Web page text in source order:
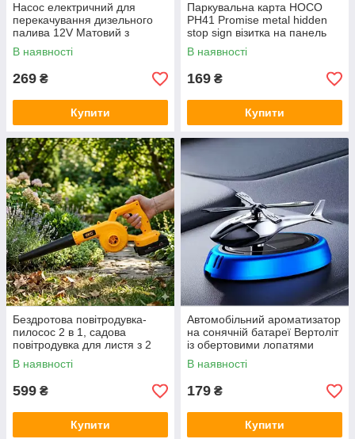
Насос електричний для
перекачування дизельного
палива 12V Матовий з
крокодилами
В наявності
269 ₴
Купити
Паркувальна карта HOCO
PH41 Promise metal hidden
stop sign візитка на панель
автомобіля Сріблястий
В наявності
169 ₴
Купити
Бездротова повітродувка-
пилосос 2 в 1, садова
повітродувка для листя з 2
акумуляторами UKC 10291
В наявності
599 ₴
Купити
Автомобільний ароматизатор
на сонячній батареї Вертоліт
із обертовими лопатями
Синій
В наявності
179 ₴
Купити